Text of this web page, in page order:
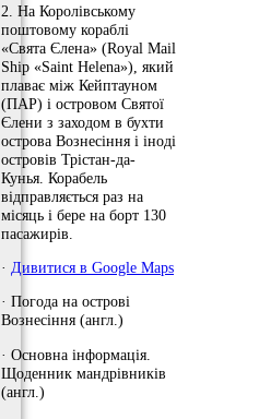
2. На Королівському
поштовому кораблі
«Свята Єлена» (Royal Mail
Ship «Saint Helena»), який
плаває між Кейптауном
(ПАР) і островом Святої
Єлени з заходом в бухти
острова Вознесіння і іноді
островів Трістан-да-
Кунья. Корабель
відправляється раз на
місяць і бере на борт 130
пасажирів.
· Дивитися в Google Maps
· Погода на острові
Вознесіння (англ.)
· Основна інформація.
Щоденник мандрівників
(англ.)